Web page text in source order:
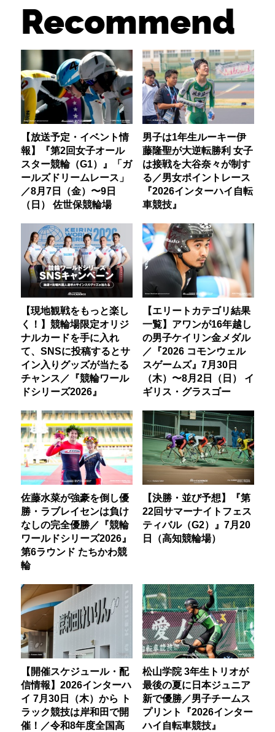
Recommend
【放送予定・イベント情
報】『第2回女子オール
スター競輪（G1）』「ガ
ールズドリームレース」
／8月7日（金）〜9日
（日） 佐世保競輪場
男子は1年生ルーキー伊
藤隆聖が大逆転勝利 女子
は接戦を大谷奈々が制す
る／男女ポイントレース
『2026インターハイ自転
車競技』
【現地観戦をもっと楽し
く！】競輪場限定オリジ
ナルカードを手に入れ
て、SNSに投稿するとサ
イン入りグッズが当たる
チャンス／『競輪ワール
ドシリーズ2026』
【エリートカテゴリ結果
一覧】アワンが16年越し
の男子ケイリン金メダル
／『2026 コモンウェル
スゲームズ』7月30日
（木）〜8月2日（日） イ
ギリス・グラスゴー
佐藤水菜が強豪を倒し優
勝・ラブレイセンは負け
なしの完全優勝／『競輪
ワールドシリーズ2026』
第6ラウンド たちかわ競
輪
【決勝・並び予想】『第
22回サマーナイトフェス
ティバル（G2）』7月20
日（高知競輪場）
【開催スケジュール・配
信情報】2026インターハ
イ 7月30日（木）から ト
ラック競技は岸和田で開
催！／令和8年度全国高
松山学院 3年生トリオが
最後の夏に日本ジュニア
新で優勝／男子チームス
プリント『2026インター
ハイ自転車競技』